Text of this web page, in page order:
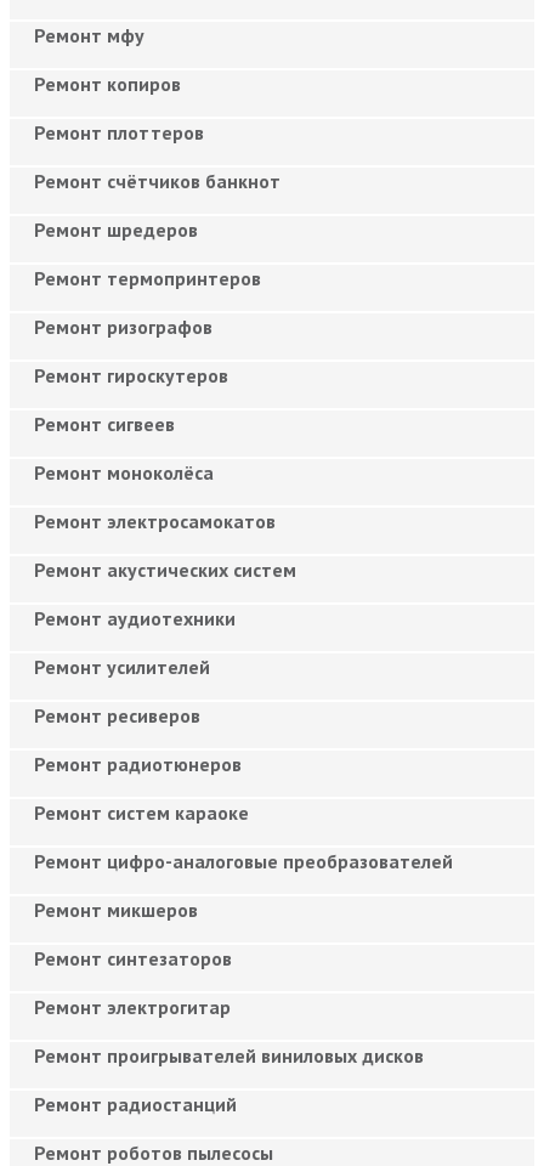
Ремонт мфу
Ремонт копиров
Ремонт плоттеров
Ремонт счётчиков банкнот
Ремонт шредеров
Ремонт термопринтеров
Ремонт ризографов
Ремонт гироскутеров
Ремонт сигвеев
Ремонт моноколёса
Ремонт электросамокатов
Ремонт акустических систем
Ремонт аудиотехники
Ремонт усилителей
Ремонт ресиверов
Ремонт радиотюнеров
Ремонт систем караоке
Ремонт цифро-аналоговые преобразователей
Ремонт микшеров
Ремонт синтезаторов
Ремонт электрогитар
Ремонт проигрывателей виниловых дисков
Ремонт радиостанций
Ремонт роботов пылесосы